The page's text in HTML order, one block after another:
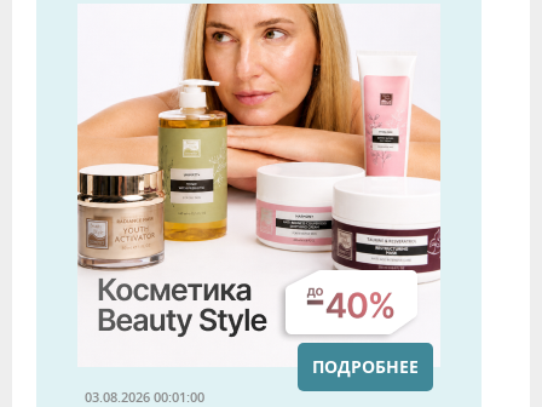
03.08.2026 00:01:00
ПОДРОБНЕЕ